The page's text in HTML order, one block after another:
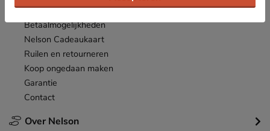
Over Nelson
Bestellen
Betaalmogelijkheden
Nelson Cadeaukaart
Ruilen en retourneren
Koop ongedaan maken
Garantie
Contact